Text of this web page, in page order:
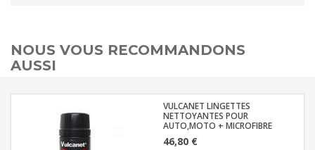
NOUS VOUS RECOMMANDONS
AUSSI
VULCANET LINGETTES
NETTOYANTES POUR
AUTO,MOTO + MICROFIBRE
46,80 €